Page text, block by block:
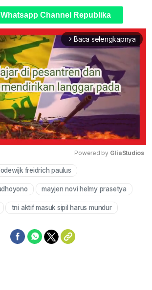
Whatsapp Channel Republika
arrow_forward_ios Baca selengkapnya
Powered by GliaStudios
freidrich paulus
mayjen novi helmy prasetya
tni aktif masuk sipil harus mundur